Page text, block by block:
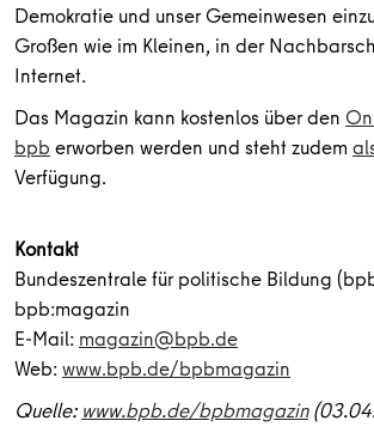
Demokratie und unser Gemeinwesen
Großen wie im Kleinen, in der
Internet.
Das Magazin kann kostenlos über den
bpb erworben werden und steht zudem
Verfügung.
Kontakt
Bundeszentrale für politische Bildung
bpb:magazin
E-Mail: magazin@bpb.de
Web:www.bpb.de/bpbmagazin
Quelle: www.bpb.de/bpbmagazin